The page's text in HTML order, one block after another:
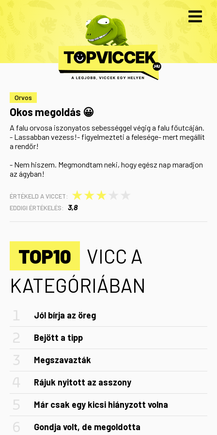
Orvos
Okos megoldás 😀
A falu orvosa iszonyatos sebességgel végig a falu főutcáján.
- Lassabban vezess!- figyelmezteti a felesége- mert megállít
a rendőr!
- Nem hiszem. Megmondtam neki, hogy egész nap maradjon
az ágyban!
ÉRTÉKELD A VICCET: ★
★
★
EDDIGI ÉRTÉKELÉS: 3,8
TOP10
VICC A
KATEGÓRIÁBAN
Jól bírja az öreg
Bejött a tipp
Megszavazták
Rájuk nyitott az asszony
Már csak egy kicsi hiányzott volna
Gondja volt, de megoldotta